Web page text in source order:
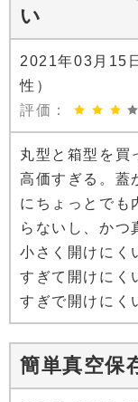
い
2021年03月15
性）
評価：
丸型と箱型を買
高価すぎる。蓋
にちょっとでも
らないし、かつ
小さく開けにく
すぎて開けにく
すぎで開けにく
簡単真空保